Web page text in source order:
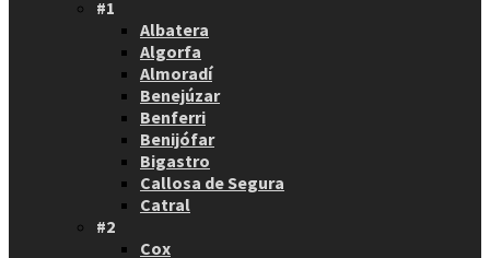
#1
Albatera
Algorfa
Almoradí
Benejúzar
Benferri
Benijófar
Bigastro
Callosa de Segura
Catral
#2
Cox